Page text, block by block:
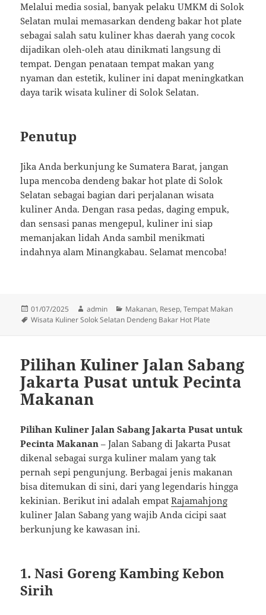
Melalui media sosial, banyak pelaku UMKM di Solok
Selatan mulai memasarkan dendeng bakar hot plate
sebagai salah satu kuliner khas daerah yang cocok
dijadikan oleh-oleh atau dinikmati langsung di
tempat. Dengan penataan tempat makan yang
nyaman dan estetik, kuliner ini dapat meningkatkan
daya tarik wisata kuliner di Solok Selatan.
Penutup
Jika Anda berkunjung ke Sumatera Barat, jangan
lupa mencoba dendeng bakar hot plate di Solok
Selatan sebagai bagian dari perjalanan wisata
kuliner Anda. Dengan rasa pedas, daging empuk,
dan sensasi panas mengepul, kuliner ini siap
memanjakan lidah Anda sambil menikmati
indahnya alam Minangkabau. Selamat mencoba!
Diposkan
pada
01/07/2025 Penulis
admin Kategori
Makanan, Resep,Tempat Makan
Tag
Wisata Kuliner Solok Selatan Dendeng Bakar Hot Plate
Pilihan Kuliner Jalan Sabang
Jakarta Pusat untuk Pecinta
Makanan
Pilihan Kuliner Jalan Sabang Jakarta Pusat untuk
Pecinta Makanan – Jalan Sabang di Jakarta Pusat
dikenal sebagai surga kuliner malam yang tak
pernah sepi pengunjung. Berbagai jenis makanan
bisa ditemukan di sini, dari yang legendaris hingga
kekinian. Berikut ini adalah empatRajamahjong
kuliner Jalan Sabang yang wajib Anda cicipi saat
berkunjung ke kawasan ini.
1. Nasi Goreng Kambing Kebon
Sirih